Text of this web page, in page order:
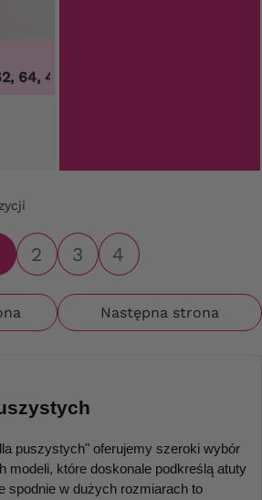
,46, 48, 50, 52, 54, 56, 58, 60, 62,
2 3 4
Następna strona
puszystych" oferujemy szeroki wybór
modeli, które doskonale podkreślą atuty
spodnie w dużych rozmiarach to